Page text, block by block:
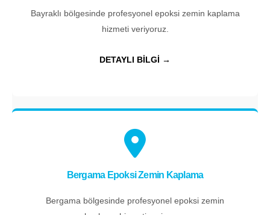
Bayraklı bölgesinde profesyonel epoksi zemin kaplama
hizmeti veriyoruz.
DETAYLI BİLGİ →
Bergama Epoksi Zemin Kaplama
Bergama bölgesinde profesyonel epoksi zemin